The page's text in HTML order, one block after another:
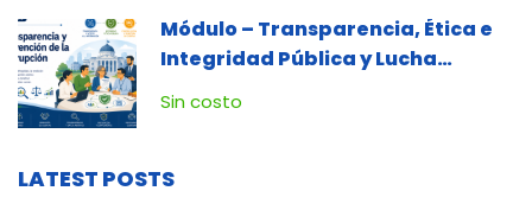
Módulo – Transparencia, Ética e
Integridad Pública y Lucha
Contra la Corrupción
Sin costo
LATEST POSTS